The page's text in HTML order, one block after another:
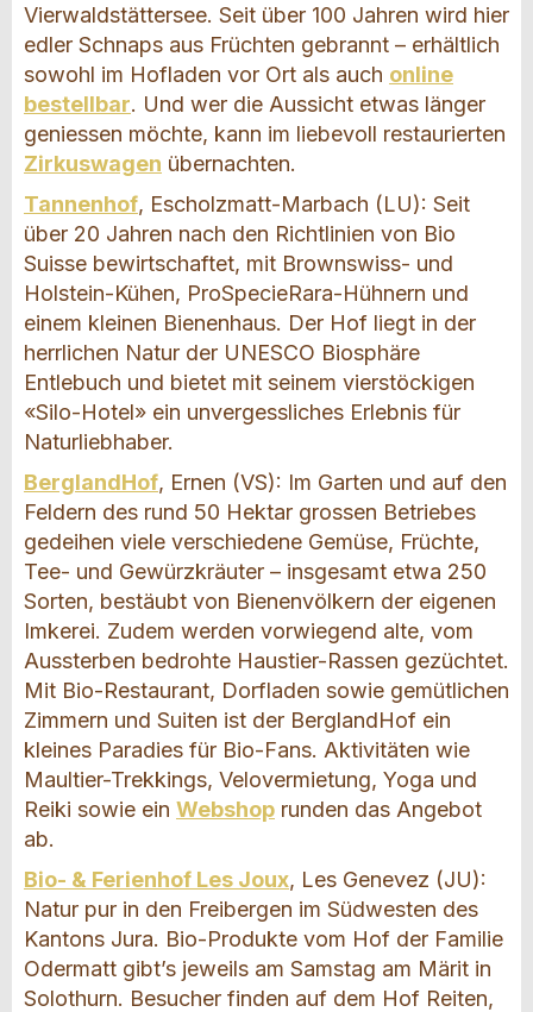
Vierwaldstättersee. Seit über 100 Jahren wird hier
edler Schnaps aus Früchten gebrannt – erhältlich
sowohl im Hofladen vor Ort als auch online
bestellbar. Und wer die Aussicht etwas länger
geniessen möchte, kann im liebevoll restaurierten
Zirkuswagen übernachten.
Tannenhof, Escholzmatt-Marbach (LU): Seit
über 20 Jahren nach den Richtlinien von Bio
Suisse bewirtschaftet, mit Brownswiss- und
Holstein-Kühen, ProSpecieRara-Hühnern und
einem kleinen Bienenhaus. Der Hof liegt in der
herrlichen Natur der UNESCO Biosphäre
Entlebuch und bietet mit seinem vierstöckigen
«Silo-Hotel» ein unvergessliches Erlebnis für
Naturliebhaber.
BerglandHof, Ernen (VS): Im Garten und auf den
Feldern des rund 50 Hektar grossen Betriebes
gedeihen viele verschiedene Gemüse, Früchte,
Tee- und Gewürzkräuter – insgesamt etwa 250
Sorten, bestäubt von Bienenvölkern der eigenen
Imkerei. Zudem werden vorwiegend alte, vom
Aussterben bedrohte Haustier-Rassen gezüchtet.
Mit Bio-Restaurant, Dorfladen sowie gemütlichen
Zimmern und Suiten ist der BerglandHof ein
kleines Paradies für Bio-Fans. Aktivitäten wie
Maultier-Trekkings, Velovermietung, Yoga und
Reiki sowie ein Webshop runden das Angebot
ab.
Bio- & Ferienhof Les Joux, Les Genevez (JU):
Natur pur in den Freibergen im Südwesten des
Kantons Jura. Bio-Produkte vom Hof der Familie
Odermatt gibt’s jeweils am Samstag am Märit in
Solothurn. Besucher finden auf dem Hof Reiten,